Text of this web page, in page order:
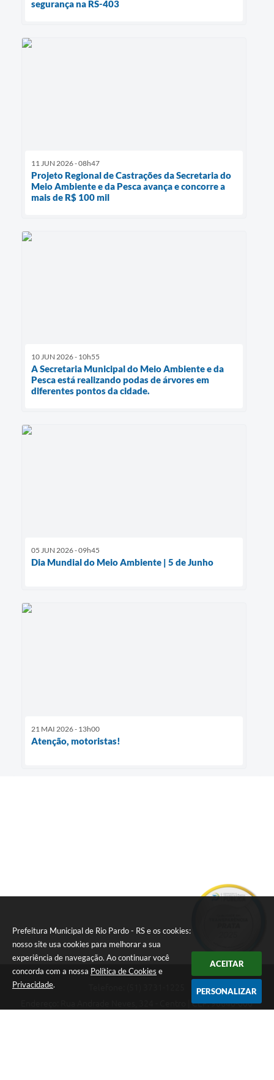
Prefeitura Municipal de Rio Pardo - RS e os cookies:
nosso site usa cookies para melhorar a sua
experiência de navegação. Ao continuar você
concorda com a nossa Política de Cookies e
Privacidade.
ACEITAR
PERSONALIZAR
segurança na RS-403
11 JUN 2026 - 08h47
Projeto Regional de Castrações da Secretaria do
Meio Ambiente e da Pesca avança e concorre a
mais de R$ 100 mil
10 JUN 2026 - 10h55
A Secretaria Municipal do Meio Ambiente e da
Pesca está realizando podas de árvores em
diferentes pontos da cidade.
05 JUN 2026 - 09h45
Dia Mundial do Meio Ambiente | 5 de Junho
21 MAI 2026 - 13h00
Atenção, motoristas!
Endereço: Rua Andrade Neves, 324 - Centro | CEP: 96640-000